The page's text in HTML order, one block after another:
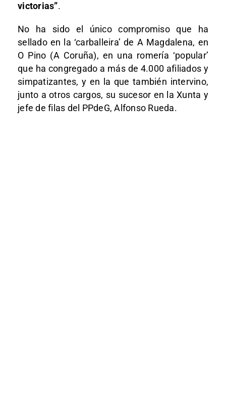
victorias”.
No ha sido el único compromiso que ha
sellado en la ‘carballeira’ de A Magdalena, en
O Pino (A Coruña), en una romería ‘popular’
que ha congregado a más de 4.000 afiliados y
simpatizantes, y en la que también intervino,
junto a otros cargos, su sucesor en la Xunta y
jefe de filas del PPdeG, Alfonso Rueda.